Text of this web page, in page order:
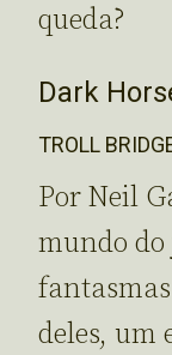
queda?
Dark
TROLL
Por Neil
mundo do
deles, um